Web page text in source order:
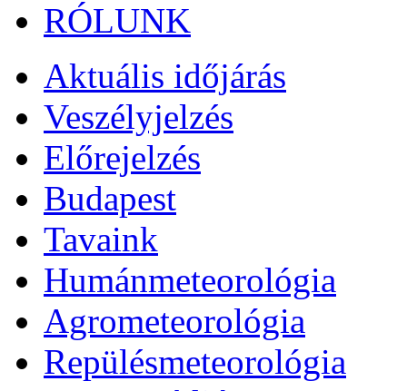
RÓLUNK
Aktuális időjárás
Veszélyjelzés
Előrejelzés
Budapest
Tavaink
Humánmeteorológia
Agrometeorológia
Repülésmeteorológia